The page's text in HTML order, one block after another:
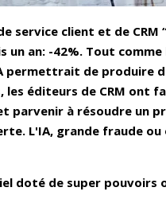
service client et de
un an: -42%. Tout
permettrait de produire
éditeurs de CRM ont
parvenir à résoudre un
L'IA, grande fraude
doté de super